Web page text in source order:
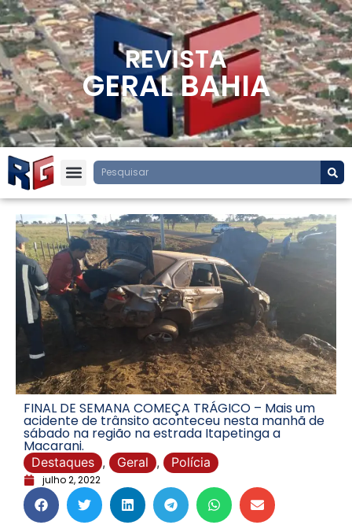
REVISTA
GERAL BAHIA
FINAL DE SEMANA COMEÇA TRÁGICO – Mais um
acidente de trânsito aconteceu nesta manhã de
sábado na região na estrada Itapetinga a
Macarani.
Destaques , Geral , Polícia
julho 2, 2022